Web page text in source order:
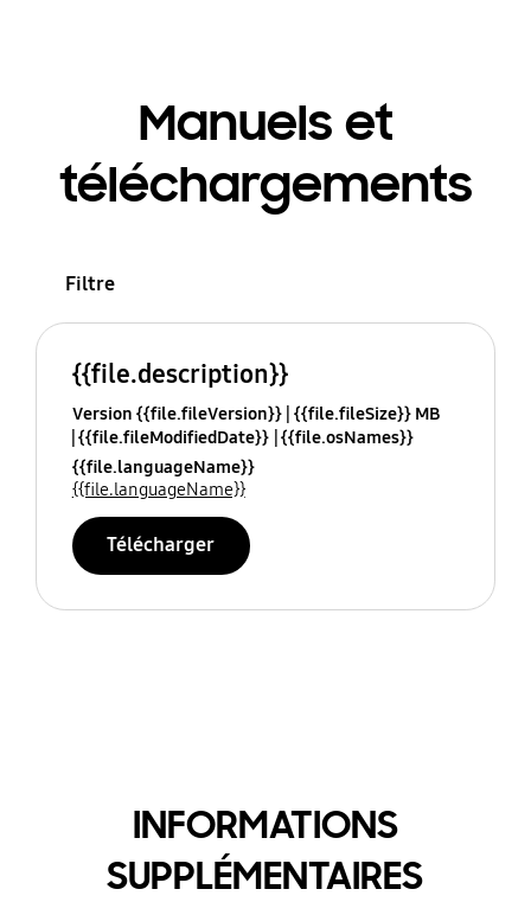
Manuels et
téléchargements
Filtre
{{file.description}}
Version {{file.fileVersion}} {{file.fileSize}} MB
{{file.fileModifiedDate}} {{file.osNames}}
{{file.languageName}}
{{file.languageName}}
Télécharger
INFORMATIONS
SUPPLÉMENTAIRES